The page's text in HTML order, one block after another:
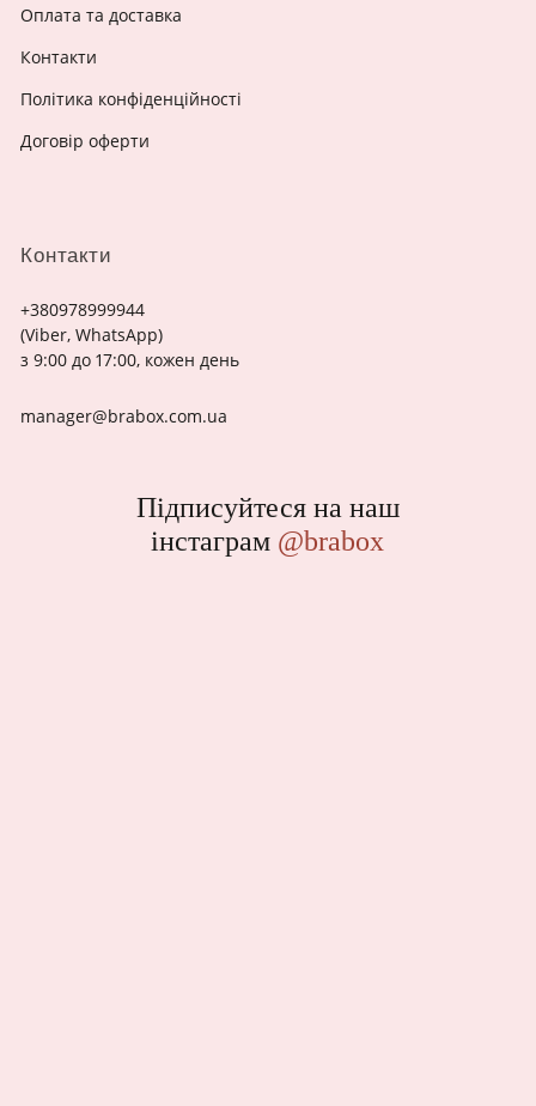
Контакти
+380978999944
(Viber, WhatsApp)
з 9:00 до 17:00, кожен день
manager@brabox.com.ua
Оплата та доставка
Контакти
Політика конфіденційності
Договір оферти
Підписуйтеся на наш
інстаграм @brabox